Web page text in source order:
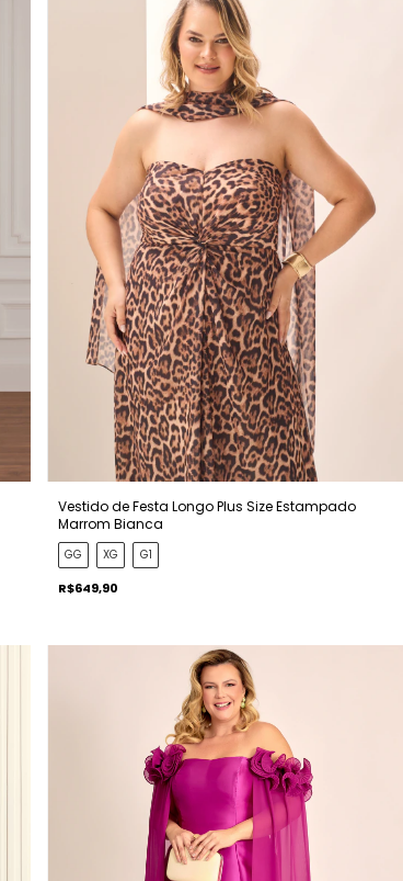
Vestido de Festa Longo Plus Size Estampado
Marrom Bianca
GG XG G1
R$649,90